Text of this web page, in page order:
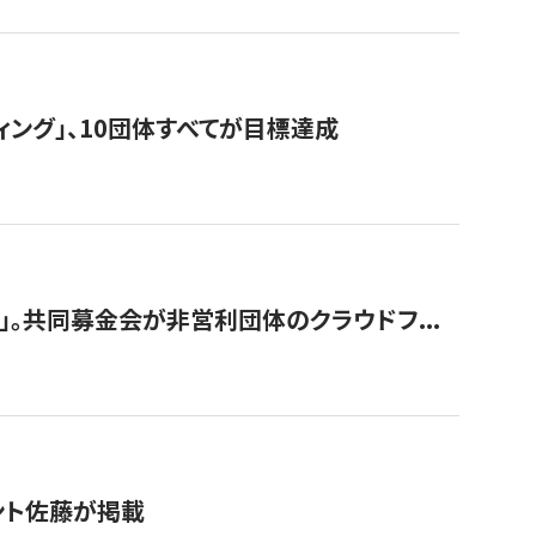
グ」、10団体すべてが目標達成
。共同募金会が非営利団体のクラウドフ...
佐藤が掲載